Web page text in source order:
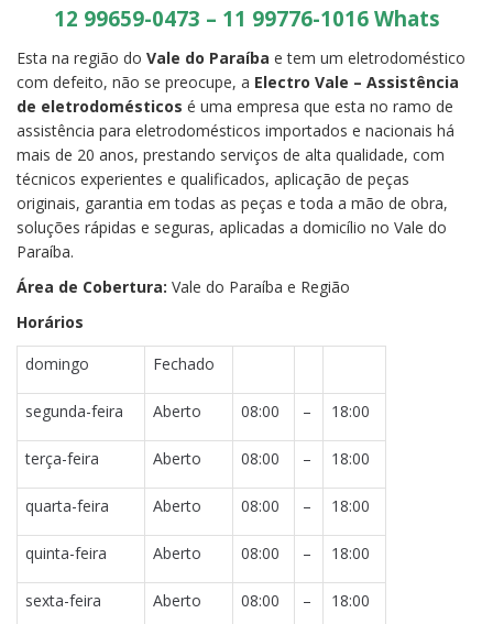
12 99659-0473 – 11 99776-1016 Whats
Esta na região do Vale do Paraíba e tem um eletrodoméstico
com defeito, não se preocupe, a Electro Vale – Assistência
de eletrodomésticos é uma empresa que esta no ramo de
assistência para eletrodomésticos importados e nacionais há
mais de 20 anos, prestando serviços de alta qualidade, com
técnicos experientes e qualificados, aplicação de peças
originais, garantia em todas as peças e toda a mão de obra,
soluções rápidas e seguras, aplicadas a domicílio no Vale do
Paraíba.
Área de Cobertura: Vale do Paraíba e Região
Horários
domingo
Fechado
segunda-feira Aberto 08:00 – 18:00
terça-feira Aberto 08:00 – 18:00
quarta-feira Aberto 08:00 – 18:00
quinta-feira Aberto 08:00 – 18:00
sexta-feira Aberto 08:00 – 18:00